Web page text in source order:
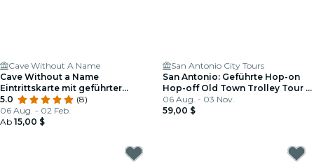
Cave Without A Name
Cave Without a Name
Eintrittskarte mit geführter
Höhlentour
5.0
(8)
06 Aug. - 02 Feb.
Ab 15,00 $
San Antonio City Tours
San Antonio: Geführte Hop-on
Hop-off Old Town Trolley Tour +
River Cruise
06 Aug. - 03 Nov.
59,00 $